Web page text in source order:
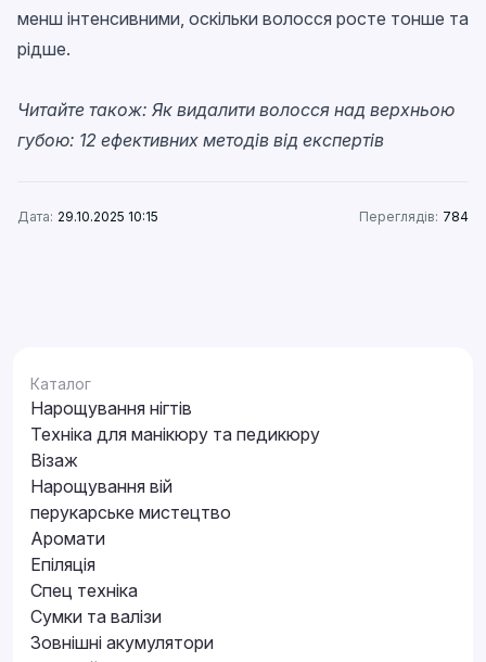
менш інтенсивними, оскільки волосся росте тонше та
рідше.
Читайте також: Як видалити волосся над верхньою
губою: 12 ефективних методів від експертів
Дата: 29.10.2025 10:15 Переглядів: 784
Каталог
Нарощування нігтів
Техніка для манікюру та педикюру
Візаж
Нарощування вій
перукарське мистецтво
Аромати
Епіляція
Спец техніка
Сумки та валізи
Зовнішні акумулятори